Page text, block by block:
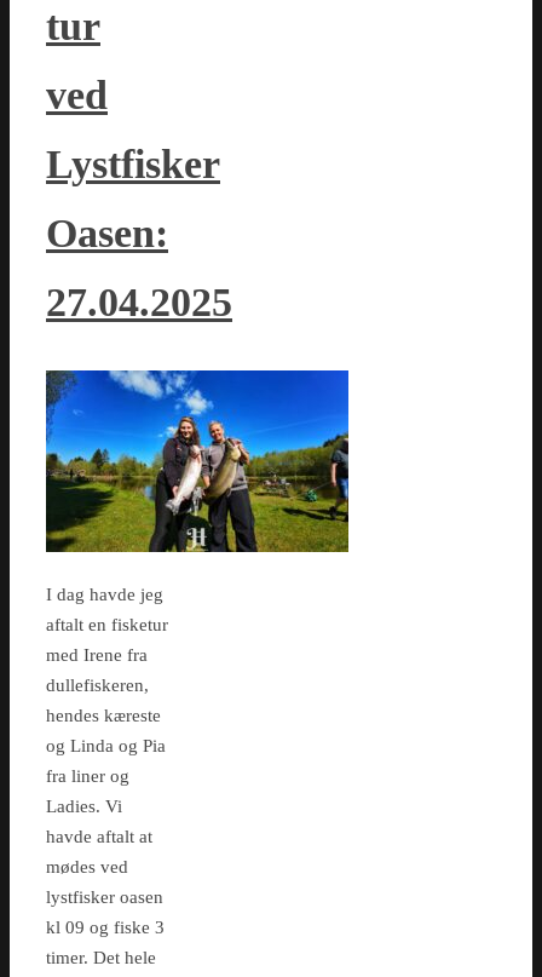
tur
ved
Lystfisker
Oasen:
27.04.2025
I dag havde jeg
aftalt en fisketur
med Irene fra
dullefiskeren,
hendes kæreste
og Linda og Pia
fra liner og
Ladies. Vi
havde aftalt at
mødes ved
lystfisker oasen
kl 09 og fiske 3
timer. Det hele